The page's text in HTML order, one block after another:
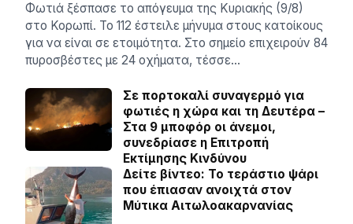
Φωτιά ξέσπασε το απόγευμα της Κυριακής (9/8)
στο Κορωπί. Το 112 έστειλε μήνυμα στους κατοίκους
για να είναι σε ετοιμότητα. Στο σημείο επιχειρούν 84
πυροσβέστες με 24 οχήματα, τέσσε…
Σε πορτοκαλί συναγερμό για
φωτιές η χώρα και τη Δευτέρα –
Στα 9 μποφόρ οι άνεμοι,
συνεδρίασε η Επιτροπή
Εκτίμησης Κινδύνου
Δείτε βίντεο: Το τεράστιο ψάρι
που έπιασαν ανοιχτά στον
Μύτικα Αιτωλοακαρνανίας